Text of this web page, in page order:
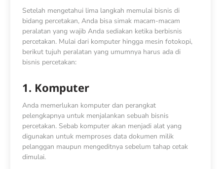
Setelah mengetahui lima langkah memulai bisnis di
bidang percetakan, Anda bisa simak macam-macam
peralatan yang wajib Anda sediakan ketika berbisnis
percetakan. Mulai dari komputer hingga mesin fotokopi,
berikut tujuh peralatan yang umumnya harus ada di
bisnis percetakan:
1. Komputer
Anda memerlukan komputer dan perangkat
pelengkapnya untuk menjalankan sebuah bisnis
percetakan. Sebab komputer akan menjadi alat yang
digunakan untuk memproses data dokumen milik
pelanggan maupun mengeditnya sebelum tahap cetak
dimulai.